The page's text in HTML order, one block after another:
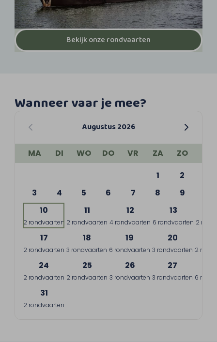
Bekijk onze rondvaarten
Wanneer vaar je mee?
Augustus 2026
MA DI WO DO VR ZA
ZO
1
2
3
4 5 6 7 8
9
10
2 rondvaarten
11
2 rondvaarten
12
4 rondvaarten
13
6 rondvaarten 2
17
2 rondvaarten
18
3 rondvaarten
19
6 rondvaarten
20
3 rondvaarten 2
24
2 rondvaarten
25
2 rondvaarten
26
3 rondvaarten
27
3 rondvaarten 6
31
2 rondvaarten